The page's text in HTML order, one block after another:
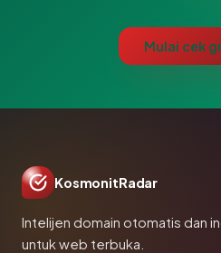
Mulai cek
KosmonitRadar
Intelijen domain otomatis dan
untuk web terbuka.